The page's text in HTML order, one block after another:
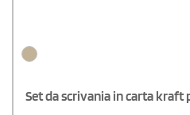
Set da scrivania in carta kraft